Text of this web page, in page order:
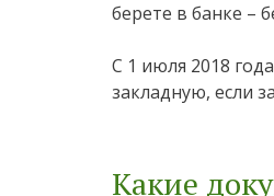
берете в банке –
С 1 июля 2018
закладную, если
Какие